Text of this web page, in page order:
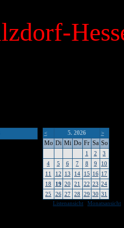
< 5. 2026 >
Mo Di Mi Do Fr Sa So
1 2
3
4
5 6 7 8 9
10
11
12 13 14 15 16 17
18
19 20 21 22 23 24
25
26 27 28 29 30 31
Listenansicht
Monatsansicht